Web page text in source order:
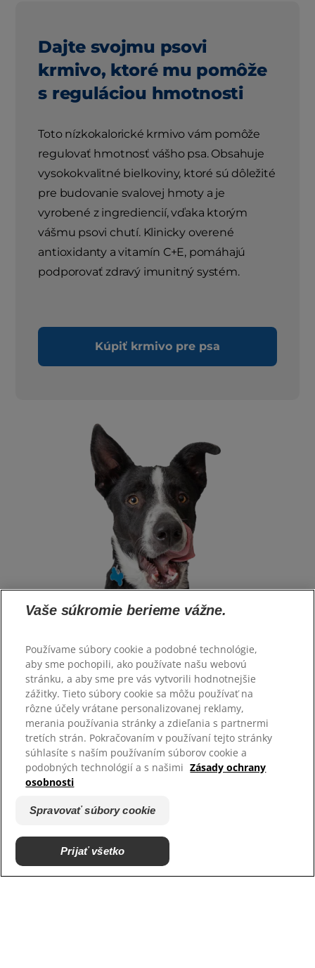
Dajte svojmu psovi
krmivo, ktoré mu pomôže
s reguláciou hmotnosti
Toto nízkokalorické krmivo vám pomôže
regulovať hmotnosť vášho psa. Obsahuje
vysokokvalitné bielkoviny, ktoré sú dôležité
pre budovanie svalovej hmoty a je
vyrobené z ingrediencií, vďaka ktorým
vášmu psovi chutí. Klinicky overené
antioxidanty a vitamín C+E, pomáhajú
podporovať zdravý imunitný systém.
Kúpiť krmivo pre psa
Vyberte jazyk
Zdroje
Kontaktujte nás
Mapa stránok
Naše stránky
Podporujeme útulky
Vaše súkromie berieme vážne.
Používame súbory cookie a podobné technológie,
aby sme pochopili, ako používate našu webovú
stránku, a aby sme pre vás vytvorili hodnotnejšie
zážitky. Tieto súbory cookie sa môžu používať na
rôzne účely vrátane personalizovanej reklamy,
merania používania stránky a zdieľania s partnermi
tretích strán. Pokračovaním v používaní tejto stránky
súhlasíte s naším používaním súborov cookie a
podobných technológií a s našimi Zásady ochrany
osobnosti
Spravovať súbory cookie
Prijať všetko